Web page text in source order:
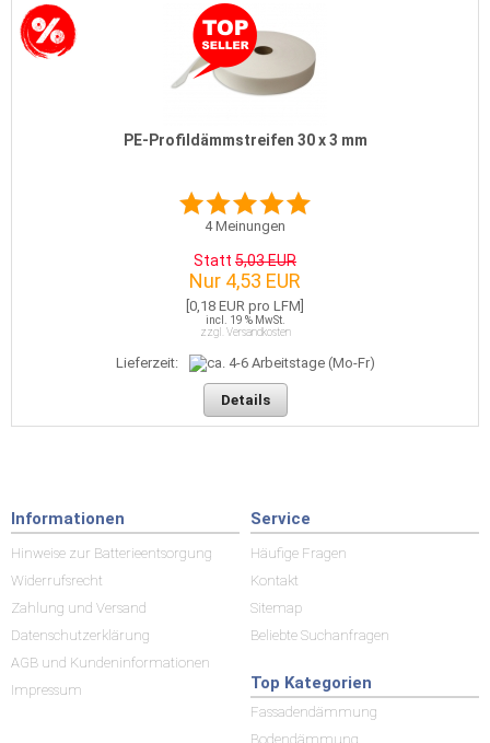
PE-Profildämmstreifen 30 x 3 mm
4Meinungen
Statt 5,03 EUR
Nur 4,53 EUR
[0,18 EUR pro LFM]
incl. 19 % MwSt.
zzgl. Versandkosten
Lieferzeit:
Details
Informationen
Hinweise zur Batterieentsorgung
Widerrufsrecht
Zahlung und Versand
Datenschutzerklärung
AGB und Kundeninformationen
Impressum
Service
Häufige Fragen
Kontakt
Sitemap
Beliebte Suchanfragen
Top Kategorien
Fassadendämmung
Bodendämmung